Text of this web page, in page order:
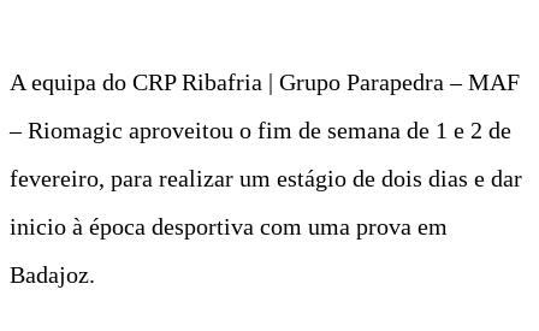
A equipa do CRP Ribafria | Grupo Parapedra – MAF
– Riomagic aproveitou o fim de semana de 1 e 2 de
fevereiro, para realizar um estágio de dois dias e dar
inicio à época desportiva com uma prova em
Badajoz.